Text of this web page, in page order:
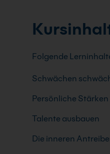
Folgende
Schwächen
Persönliche Stärken
Talente ausbauen
Die inneren